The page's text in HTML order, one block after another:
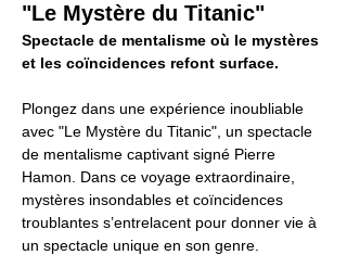
"Le Mystère du Titanic"
Spectacle de mentalisme où le mystères
et les coïncidences refont surface.
Plongez dans une expérience inoubliable
avec "Le Mystère du Titanic", un spectacle
de mentalisme captivant signé Pierre
Hamon. Dans ce voyage extraordinaire,
mystères insondables et coïncidences
troublantes s’entrelacent pour donner vie à
un spectacle unique en son genre.